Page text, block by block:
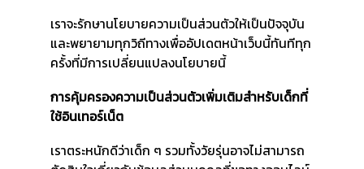
เราจะรักษานโยบายความเป็นส่วนตัวให้เป็นปัจจุบัน
และพยายามทุกวิถีทางเพื่ออัปเดตหน้าเว็บนี้ทันทีทุก
ครั้งที่มีการเปลี่ยนแปลงนโยบายนี้
การคุ้มครองความเป็นส่วนตัวเพิ่มเติมสำหรับเด็กที่
ใช้อินเทอร์เน็ต
เราตระหนักดีว่าเด็ก ๆ รวมทั้งวัยรุ่นอาจไม่สามารถ